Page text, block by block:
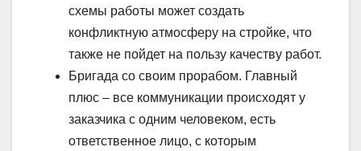
схемы работы может создать
конфликтную атмосферу на стройке, что
также не пойдет на пользу качеству работ.
Бригада со своим прорабом. Главный
плюс – все коммуникации происходят у
заказчика с одним человеком, есть
ответственное лицо, с которым